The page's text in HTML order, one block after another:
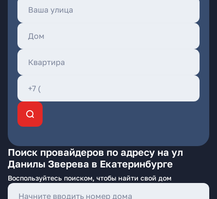
Поиск провайдеров по адресу на ул
Данилы Зверева в Екатеринбурге
Воспользуйтесь поиском, чтобы найти свой дом